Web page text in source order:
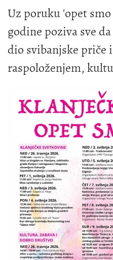
Uz poruku 'opet
godine poziva sve
dio svibanjske priče
raspoloženjem,